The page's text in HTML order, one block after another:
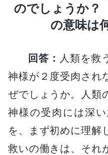
のでしょうか
の意味は
回答： 人類を救
神様が２度受肉され
ぜでしょうか。人類
神様の受肉には深
を、まず初めに理解
救いの働きは、それ